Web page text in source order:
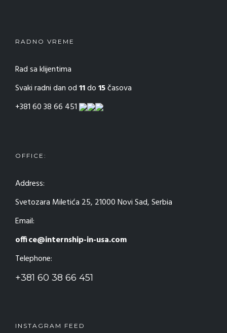
RADNO VREME
Rad sa klijentima
Svaki radni dan od11do15časova
+381 60 38 66 451
OFFICE:
Address:
Svetozara Miletića 25, 21000 Novi Sad, Serbia
Email:
office@internship-in-usa.com
Telephone:
+381 60 38 66 451
INSTAGRAM FEED